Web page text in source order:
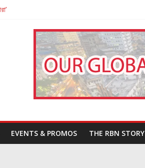
Challenges Our Understanding of Justice
EVENTS & PROMOS THE RBN STORY